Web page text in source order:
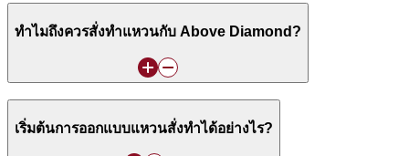
ทำไมถึงควรสั่งทำแหวนกับ Above Diamond?
เริ่มต้นการออกแบบแหวนสั่งทำได้อย่างไร?